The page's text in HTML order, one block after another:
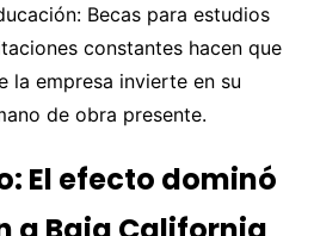
Becas para estudios
constantes hacen que
la empresa invierte en su
de obra presente.
El efecto dominó